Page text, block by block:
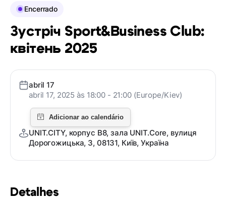
Detalhes
Encerrado
Зустріч Sport&Business Club:
квітень 2025
abril 17
abril 17, 2025 às 18:00 - 21:00 (Europe/Kiev)
UNIT.CITY, корпус В8, зала UNIT.Core, вулиця
Дорогожицька, 3, 08131, Київ, Україна